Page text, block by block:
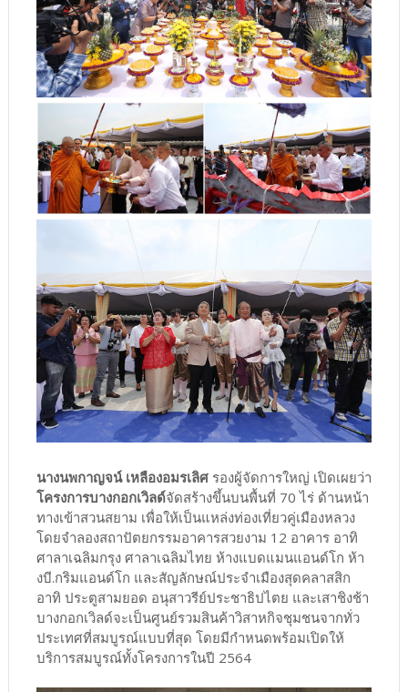
นางนพกาญจน์ เหลืองอมรเลิศรองผู้จัดการใหญ่ เปิดเผยว่า
โครงการบางกอกเวิลด์จัดสร้างขึ้นบนพื้นที่ 70 ไร่ ด้านหน้า
ทางเข้าสวนสยาม เพื่อให้เป็นแหล่งท่องเที่ยวคู่เมืองหลวง
โดยจำลองสถาปัตยกรรมอาคารสวยงาม 12 อาคาร อาทิ
ศาลาเฉลิมกรุง ศาลาเฉลิมไทย ห้างแบดแมนแอนด์โก ห้า
งบี.กริมแอนด์โก และสัญลักษณ์ประจำเมืองสุดคลาสสิก
อาทิ ประตูสามยอด อนุสาวรีย์ประชาธิปไตย และเสาชิงช้า
บางกอกเวิลด์จะเป็นศูนย์รวมสินค้าวิสาหกิจชุมชนจากทั่ว
ประเทศที่สมบูรณ์แบบที่สุด โดยมีกำหนดพร้อมเปิดให้
บริการสมบูรณ์ทั้งโครงการในปี 2564